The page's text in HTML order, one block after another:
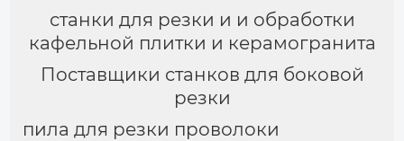
станки для резки и и обработки
кафельной плитки и керамогранита
Поставщики станков для боковой
резки
пила для резки проволоки